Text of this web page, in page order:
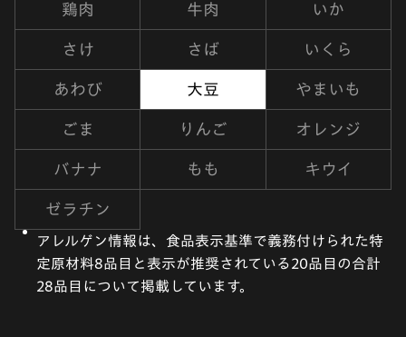
鶏肉 牛肉 いか
さけ さば いくら
あわび 大豆 やまいも
ごま りんご オレンジ
バナナ もも キウイ
ゼラチン
アレルゲン情報は、食品表示基準で義務付けられた特
定原材料8品目と表示が推奨されている20品目の合計
28品目について掲載しています。